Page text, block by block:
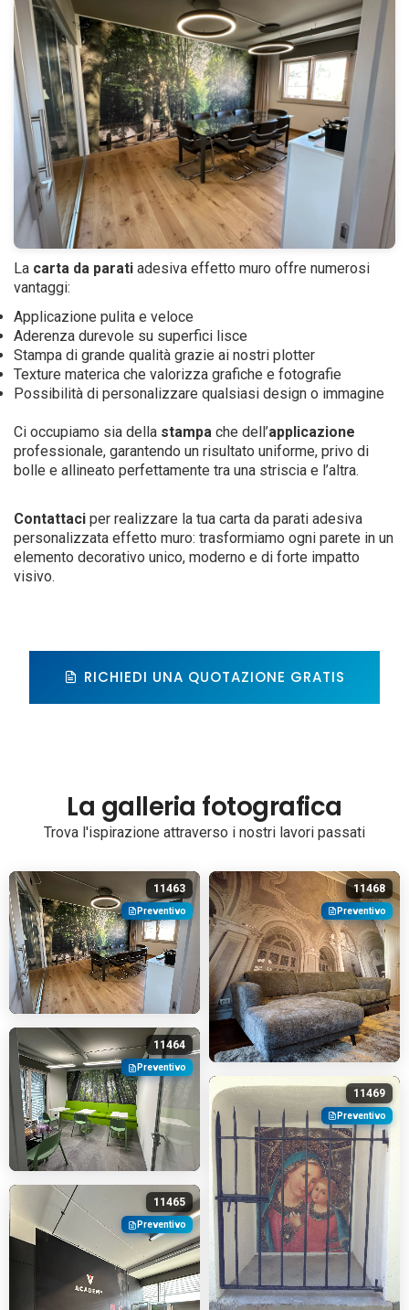
La carta da parati adesiva effetto muro offre numerosi
vantaggi:
Applicazione pulita e veloce
Aderenza durevole su superfici lisce
Stampa di grande qualità grazie ai nostri plotter
Texture materica che valorizza grafiche e fotografie
Possibilità di personalizzare qualsiasi design o immagine
Ci occupiamo sia della stampa che dell’applicazione
professionale, garantendo un risultato uniforme, privo di
bolle e allineato perfettamente tra una striscia e l’altra.
Contattaci per realizzare la tua carta da parati adesiva
personalizzata effetto muro: trasformiamo ogni parete in un
elemento decorativo unico, moderno e di forte impatto
visivo.
RICHIEDI UNA QUOTAZIONE GRATIS
La galleria fotografica
Trova l'ispirazione attraverso i nostri lavori passati
11463
Preventivo
11464
Preventivo
11465
Preventivo
11468
Preventivo
11469
Preventivo